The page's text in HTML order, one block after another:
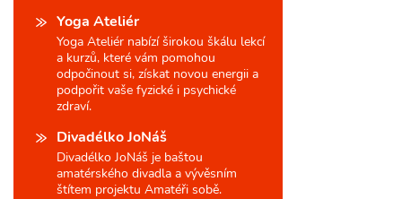
Yoga Ateliér
Yoga Ateliér nabízí širokou škálu lekcí
a kurzů, které vám pomohou
odpočinout si, získat novou energii a
podpořit vaše fyzické i psychické
zdraví.
Divadélko JoNáš
Divadélko JoNáš je baštou
amatérského divadla a vývěsním
štítem projektu Amatéři sobě.